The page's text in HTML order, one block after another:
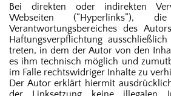
Bei direkten oder indirekten
Webseiten (“Hyperlinks”),
Verantwortungsbereiches des
Haftungsverpflichtung
treten, in dem der Autor von den
es ihm technisch möglich und
im Falle rechtswidriger Inhalte zu
Der Autor erklärt hiermit